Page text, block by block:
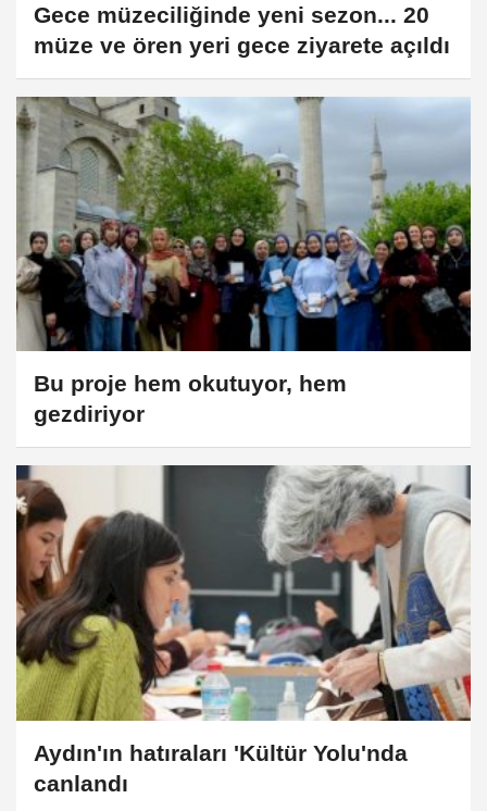
Gece müzeciliğinde yeni sezon... 20
müze ve ören yeri gece ziyarete açıldı
Bu proje hem okutuyor, hem
gezdiriyor
Aydın'ın hatıraları 'Kültür Yolu'nda
canlandı